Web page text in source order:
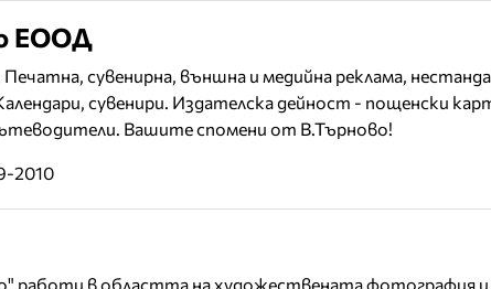
ЕООД
сувенирна, външна и медийна реклама,
сувенири. Издателска дейност - пощенски
Вашите спомени от В.Търново!
2010
работи в областта на художествената фотография и